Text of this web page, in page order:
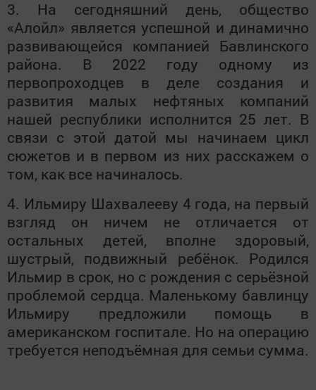
3. На сегодняшний день, общество
«Алойл» является успешной и динамично
развивающейся компанией Бавлинского
района. В 2022 году одному из
первопроходцев в деле создания и
развития малых нефтяных компаний
нашей республики исполнится 25 лет. В
связи с этой датой мы начинаем цикл
сюжетов и в первом из них расскажем о
том, как все начиналось.
4. Ильмиру Шахвалееву 4 года, на первый
взгляд он ничем не отличается от
остальных детей, вполне здоровый,
шустрый, подвижный ребёнок. Родился
Ильмир в срок, но с рождения с серьёзной
проблемой сердца. Маленькому бавлинцу
Ильмиру предложили помощь в
американском госпитале. Но на операцию
требуется неподъёмная для семьи сумма.